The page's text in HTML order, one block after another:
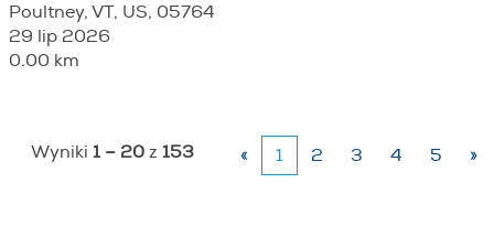
Poultney, VT, US, 05764
29 lip 2026
0.00 km
Wyniki 1 – 20 z 153 « 1 2 3 4 5 »